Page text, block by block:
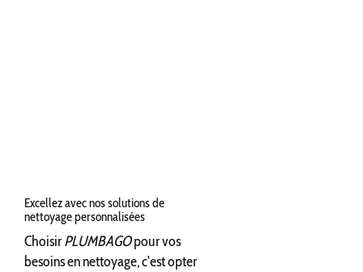
Excellez avec nos solutions de
nettoyage personnalisées
ChoisirPLUMBAGOpour vos
besoins en nettoyage, c'est opter